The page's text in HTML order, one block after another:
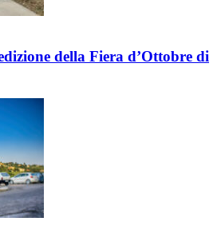
della Fiera d’Ottobre di